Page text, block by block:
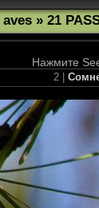
aves » 21
Нажмите
2 |